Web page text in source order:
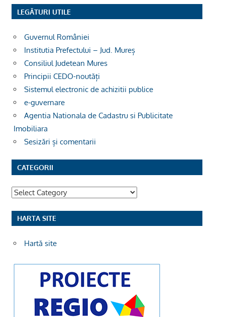
LEGĂTURI UTILE
Guvernul României
Institutia Prefectului – Jud. Mureș
Consiliul Judetean Mures
Principii CEDO-noutăți
Sistemul electronic de achizitii publice
e-guvernare
Agentia Nationala de Cadastru si Publicitate
Imobiliara
Sesizări și comentarii
CATEGORII
Categorii
HARTA SITE
Hartă site